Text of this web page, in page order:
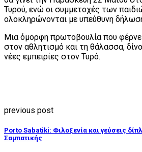
Τυρού, ενώ οι συμμετοχές των
ολοκληρώνονται με υπεύθυνη
Μια όμορφη πρωτοβουλία που
στον αθλητισμό και τη θάλασσα,
νέες εμπειρίες στον Τυρό.
previous post
Porto Sabatiki: Φιλοξενία και γεύσεις
Σαμπατικής